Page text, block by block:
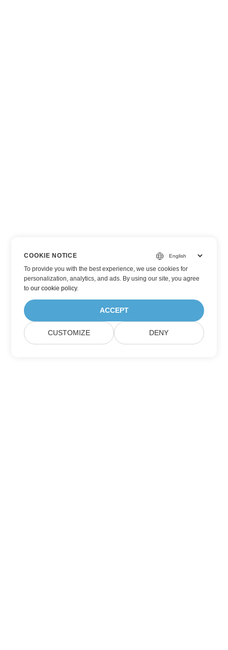
COOKIE NOTICE
To provide you with the best experience, we use cookies for
personalization, analytics, and ads. By using our site, you agree
toour cookie policy.
ACCEPT
CUSTOMIZE DENY